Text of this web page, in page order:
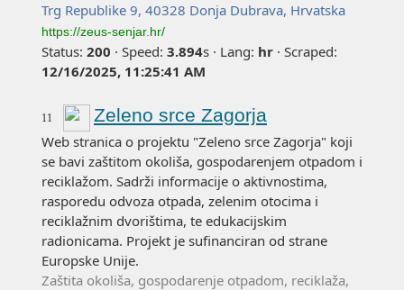
Trg Republike 9, 40328 Donja Dubrava, Hrvatska
https://zeus-senjar.hr/
Status: 200 · Speed: 3.894s · Lang: hr · Scraped:
12/16/2025, 11:25:41 AM
11 Zeleno srce Zagorja
Web stranica o projektu "Zeleno srce Zagorja" koji
se bavi zaštitom okoliša, gospodarenjem otpadom i
reciklažom. Sadrži informacije o aktivnostima,
rasporedu odvoza otpada, zelenim otocima i
reciklažnim dvorištima, te edukacijskim
radionicama. Projekt je sufinanciran od strane
Europske Unije.
Zaštita okoliša, gospodarenje otpadom, reciklaža,